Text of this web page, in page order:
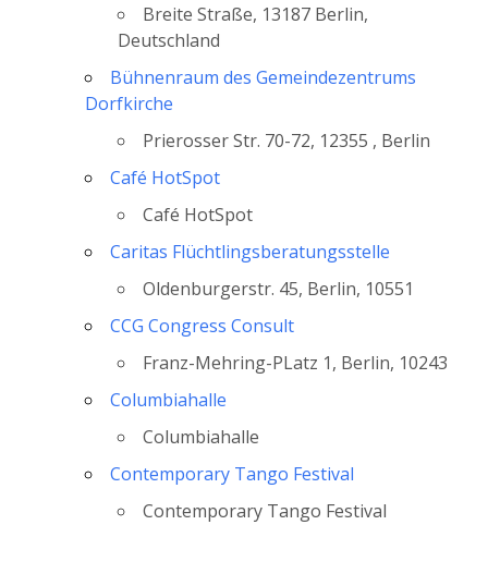
Breite Straße, 13187 Berlin,
Deutschland
Bühnenraum des Gemeindezentrums
Dorfkirche
Prierosser Str. 70-72, 12355 , Berlin
Café HotSpot
Café HotSpot
Caritas Flüchtlingsberatungsstelle
Oldenburgerstr. 45, Berlin, 10551
CCG Congress Consult
Franz-Mehring-PLatz 1, Berlin, 10243
Columbiahalle
Columbiahalle
Contemporary Tango Festival
Contemporary Tango Festival